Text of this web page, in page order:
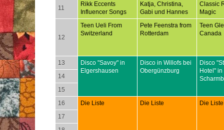
11
Rikk Eccents
Influencer Songs
Katja, Christina,
Gabi und Hannes
Classic
Magic
12
Teen Ueli From
Switzerland
Pete Feenstra from
Rotterdam
Teen
Canada
13
Disco "Savoy" in
Elgershausen
Disco in Willofs bei
Obergünzburg
Disco
Hotel"
14
15
16
Die Liste Die Liste
Die Liste
17